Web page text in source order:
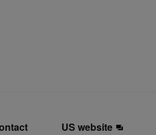
US website